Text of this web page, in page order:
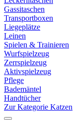
Gassitaschen
Transportboxen
Liegeplätze
Leinen
Spielen & Trainieren
Wurfspielzeug
Zerrspielzeug
Aktivspielzeug
Pflege
Bademäntel
Handtücher
Zur Kategorie Katzen